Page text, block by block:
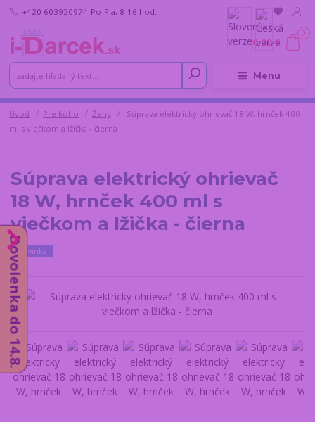
Menu
+420 603920974 Po-Pia, 8-16 hod.
0
0,00 €
Úvod Pre koho Ženy
Súprava elektrický ohrievač 18 W, hrnček 400
ml s viečkom a lžička - čierna
Súprava elektrický ohrievač
18 W, hrnček 400 ml s
viečkom a lžička - čierna
Novinka
Dovolenka do 14.8.